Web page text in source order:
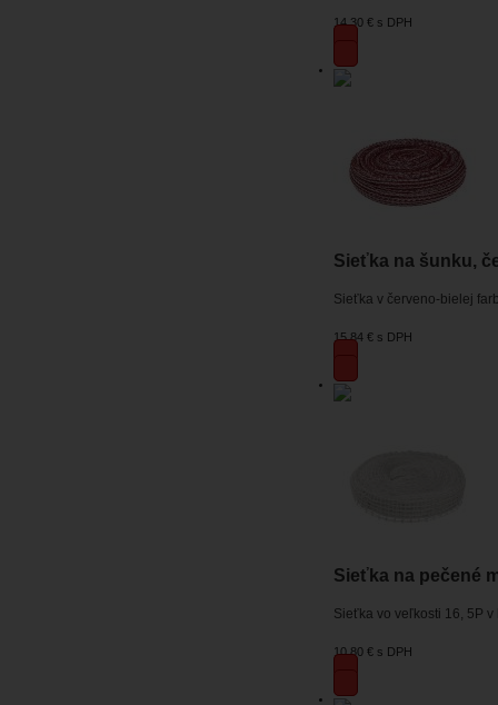
14,30 € s DPH
Sieťka na šunku,
Sieťka v červeno-bielej
15,84 € s DPH
Sieťka na pečené
Sieťka vo veľkosti 16, 5P
10,80 € s DPH